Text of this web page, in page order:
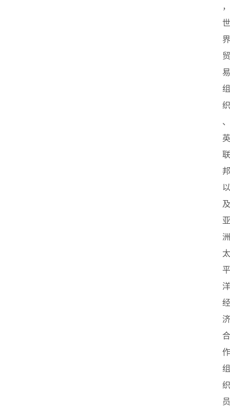
，
世
界
贸
易
组
织
、
英
联
邦
以
及
亚
洲
太
平
洋
经
济
合
作
组
织
员